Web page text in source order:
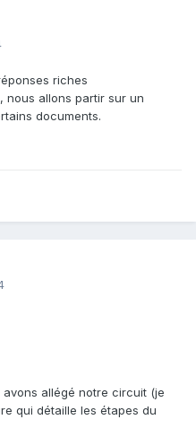
riches
nous allons partir sur un
documents.
allégé notre circuit (je
qui détaille les étapes du